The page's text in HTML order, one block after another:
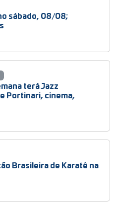
sábado, 08/08;
terá Jazz
Portinari, cinema,
Brasileira de Karatê na